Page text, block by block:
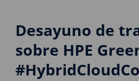
Desayuno de
sobre HPE